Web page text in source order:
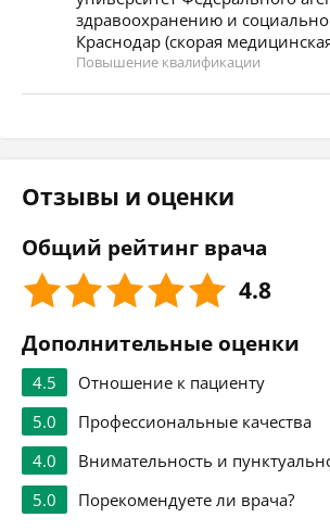
здравоохранению и
Краснодар (скорая
Повышение квалификации
Отзывы и оценки
Общий рейтинг врача
4.8
Дополнительные оценки
4.5
Отношение к пациенту
5.0
Профессиональные качества
4.0
Внимательность и
5.0
Порекомендуете ли врача?